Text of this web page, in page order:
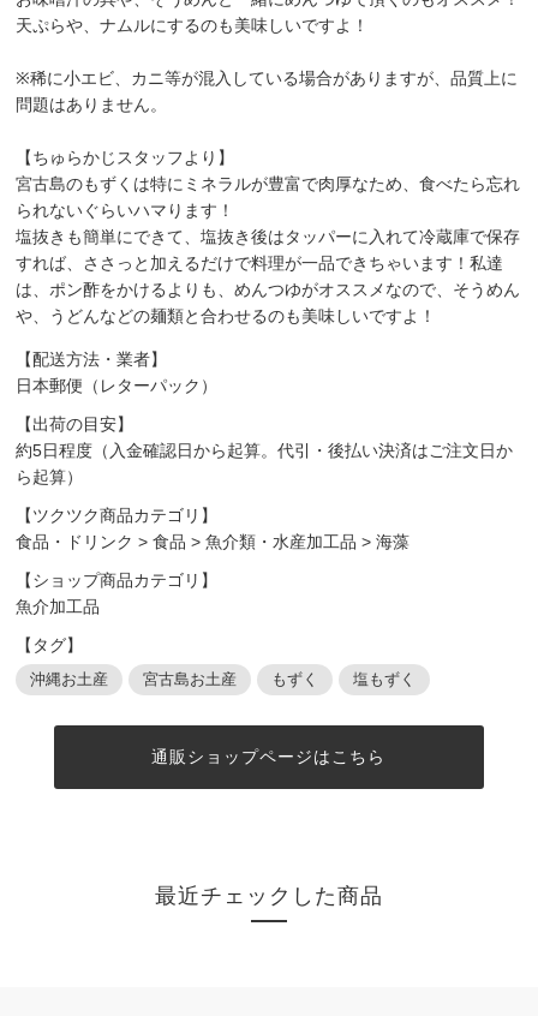
天ぷらや、ナムルにするのも美味しいですよ！
※稀に小エビ、カニ等が混入している場合がありますが、品質上に
問題はありません。
【ちゅらかじスタッフより】
宮古島のもずくは特にミネラルが豊富で肉厚なため、食べたら忘れ
られないぐらいハマります！
塩抜きも簡単にできて、塩抜き後はタッパーに入れて冷蔵庫で保存
すれば、ささっと加えるだけで料理が一品できちゃいます！私達
は、ポン酢をかけるよりも、めんつゆがオススメなので、そうめん
や、うどんなどの麺類と合わせるのも美味しいですよ！
【配送方法・業者】
日本郵便（レターパック）
【出荷の目安】
約5日程度（入金確認日から起算。代引・後払い決済はご注文日か
ら起算）
【ツクツク商品カテゴリ】
食品・ドリンク >食品 >魚介類・水産加工品 >海藻
【ショップ商品カテゴリ】
魚介加工品
【タグ】
沖縄お土産 宮古島お土産 もずく 塩もずく
通販ショップページはこちら
最近チェックした商品